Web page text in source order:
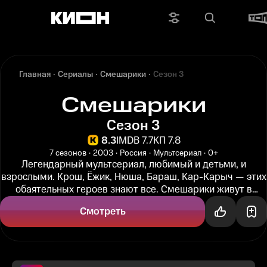
Главная Сериалы Смешарики Сезон 3
Смешарики
Сезон 3
8.3IMDB 7.7КП 7.8
7 сезонов 2003 Россия Мультсериал 0+
Легендарный мультсериал, любимый и детьми, и
взрослыми. Крош, Ёжик, Нюша, Бараш, Кар-Карыч — этих
обаятельных героев знают все. Смешарики живут в
Смотреть